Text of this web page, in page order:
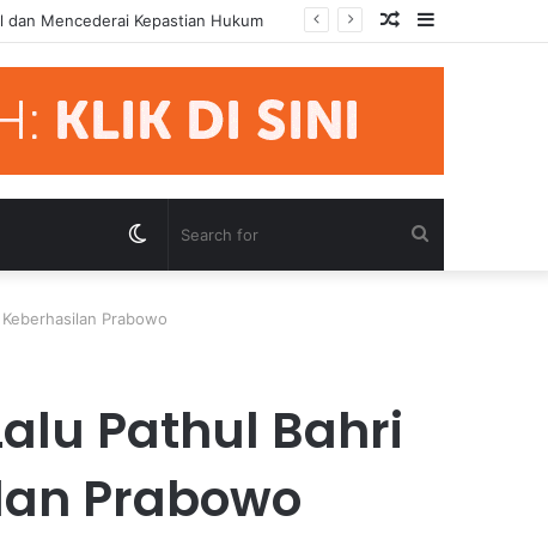
Pihak Hormati Supremasi Hukum Sidebar
Random
Article
Switch
Prabowo
Pathul Bahri
Prabowo